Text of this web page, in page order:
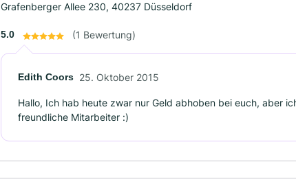
Grafenberger Allee 230, 40237 Düsseldorf
5.0 (1 Bewertung)
Edith Coors 25. Oktober 2015
Hallo, Ich hab heute zwar nur Geld abhoben bei euch, aber
freundliche Mitarbeiter :)